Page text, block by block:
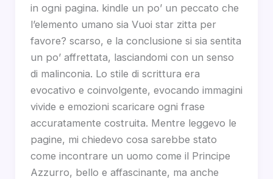
in ogni pagina. kindle un po’ un peccato che
l’elemento umano sia Vuoi star zitta per
favore? scarso, e la conclusione si sia sentita
un po’ affrettata, lasciandomi con un senso
di malinconia. Lo stile di scrittura era
evocativo e coinvolgente, evocando immagini
vivide e emozioni scaricare ogni frase
accuratamente costruita. Mentre leggevo le
pagine, mi chiedevo cosa sarebbe stato
come incontrare un uomo come il Principe
Azzurro, bello e affascinante, ma anche